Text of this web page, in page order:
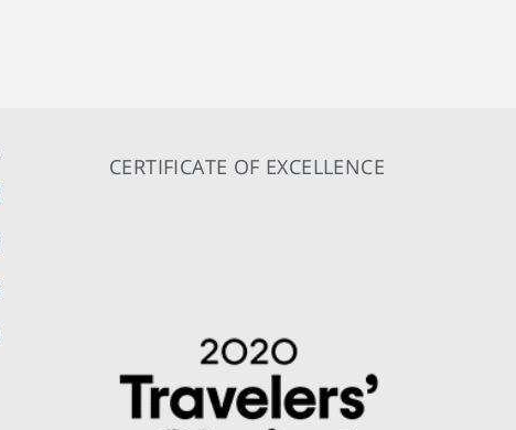
CERTIFICATE OF EXCELLENCE